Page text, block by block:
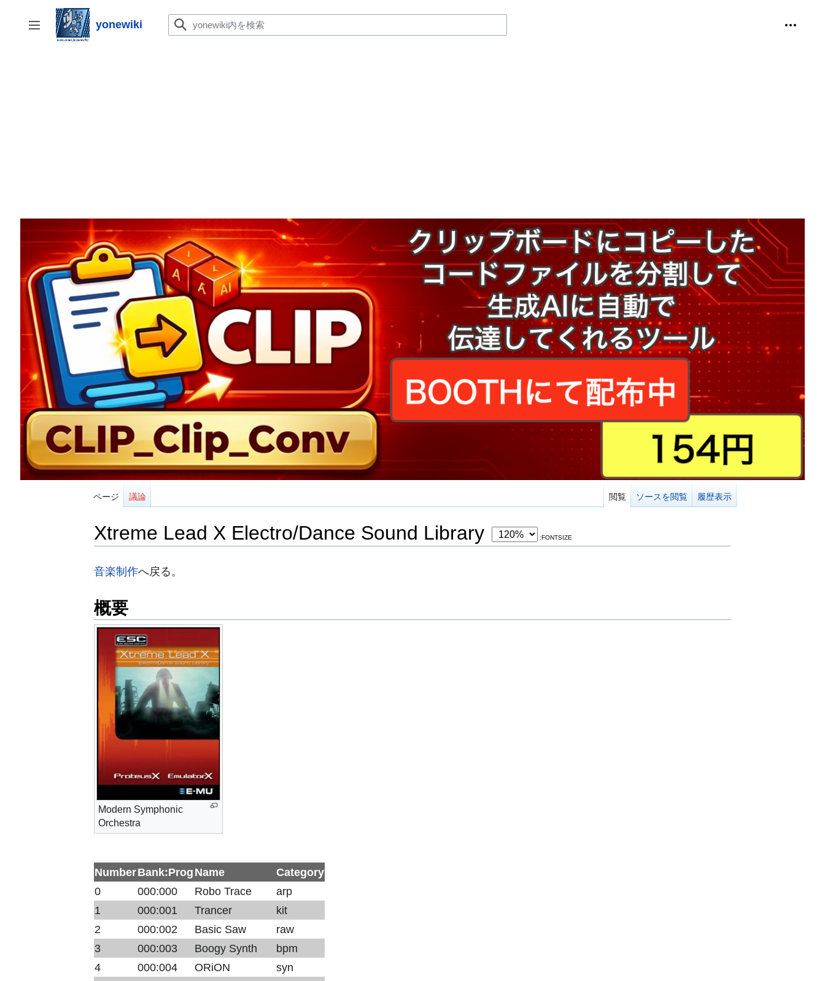
ン
サイドバーの切り替え yonewiki
ページ 議論 閲覧 ソースを閲覧 履歴表示
Xtreme Lead X Electro/Dance Sound Library :FONTSIZE
音楽制作へ戻る。
概要
Modern Symphonic
Orchestra
NumberBank:ProgName
Category
0
000:000 Robo Trace
arp
1
000:001 Trancer
kit
2
000:002 Basic Saw
raw
3
000:003 Boogy Synth
bpm
4
000:004 ORiON
syn